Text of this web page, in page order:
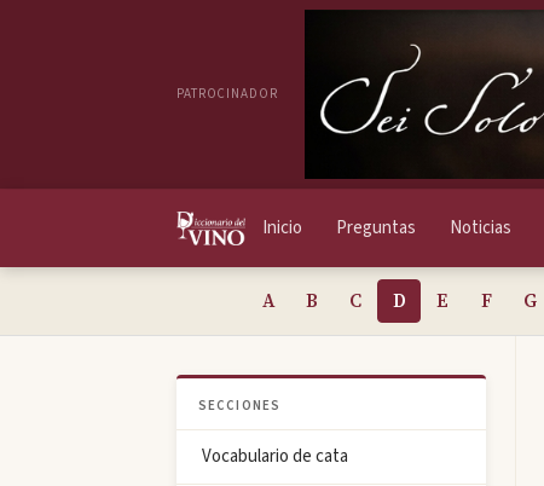
PATROCINADOR
Inicio Preguntas Noticias
A B C D E F G
SECCIONES
Vocabulario de cata